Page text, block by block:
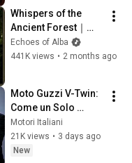
Whispers of the
Ancient Forest｜
Mystical Celtic
Music for Deep
Echoes of Alba
441K views • 2 months ago
Moto Guzzi V-Twin:
Come un Solo
Motore Ha Creato
una Leggenda
Italiana
Motori Italiani
21K views • 3 days ago
New